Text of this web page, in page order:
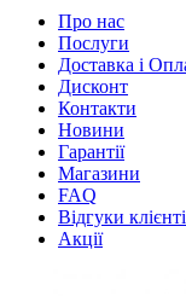
Про нас
Послуги
Доставка і
Дисконт
Контакти
Новини
Гарантії
Магазини
FAQ
Відгуки
Акції